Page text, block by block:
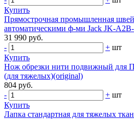
Купить
Прямострочная промышленная
автоматическими ф-ми Jack JK-
31 990 руб.
-
+ шт
Купить
Нож обрезки нити подвижный для
(для тяжелых)(original)
804 руб.
-
+ шт
Купить
Лапка стандартная для тяжелых